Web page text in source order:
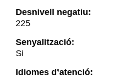
Desnivell negatiu:
225
Senyalització:
Si
Idiomes d’atenció: